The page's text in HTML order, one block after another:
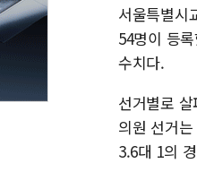
서울특별시
54명이 등
수치다.
선거별로
의원 선거
3.6대 1의